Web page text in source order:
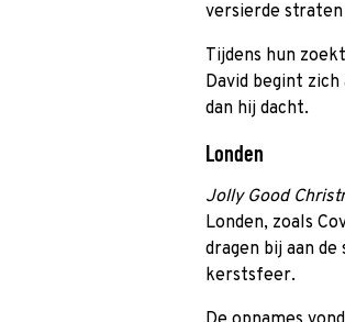
versierde
Tijdens hun
David begint
dan hij dacht.
Londen
Jolly Good
Londen, zoals
dragen bij aan
kerstsfeer.